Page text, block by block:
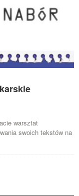
warsztat
swoich tekstów na